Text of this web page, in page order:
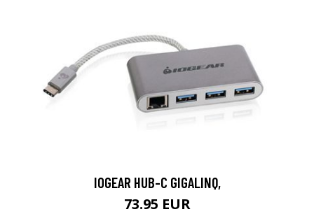
IOGEAR HUB-C GIGALINQ,
73.95 EUR